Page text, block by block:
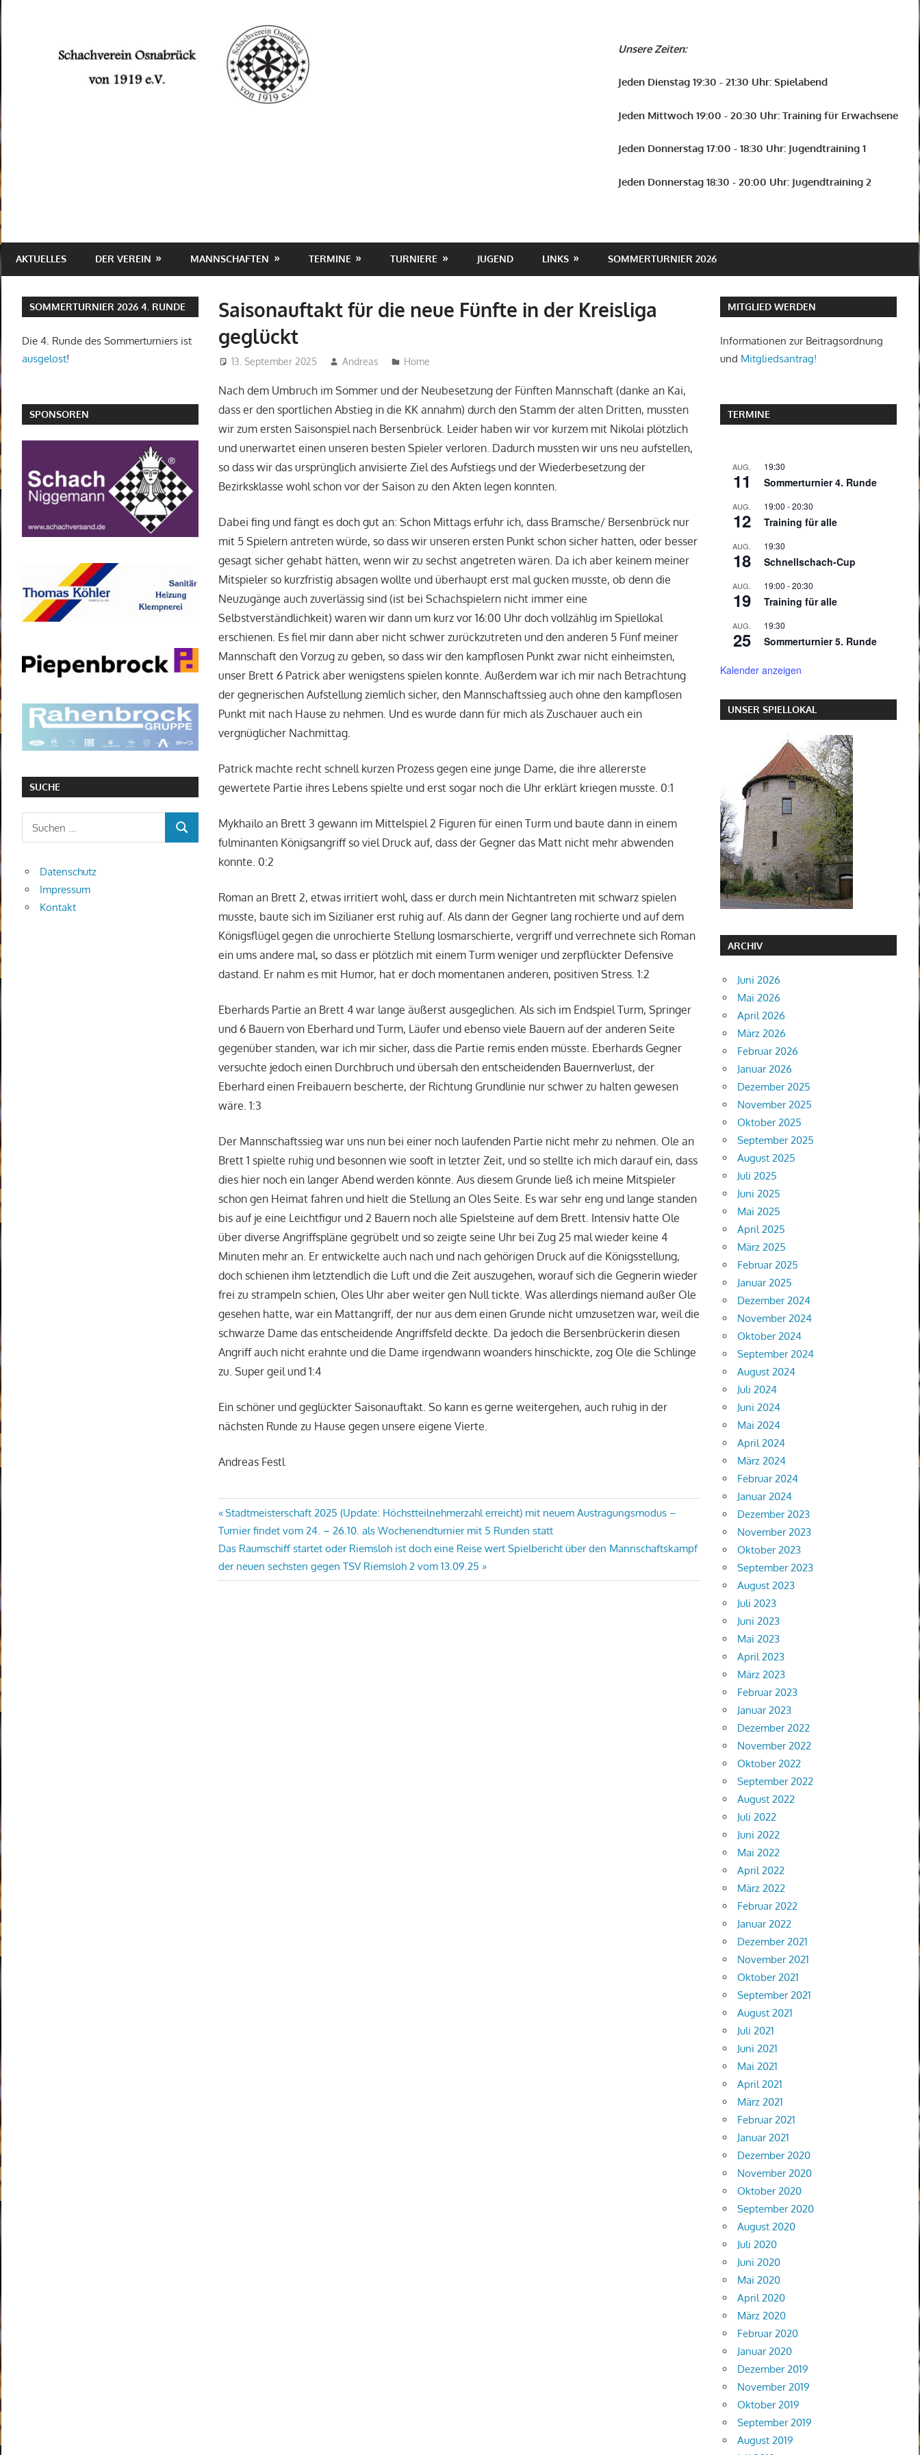
Zum
springen
Unsere Zeiten:
Jeden Dienstag 19:30 - 21:30 Uhr: Spielabend
Jeden Mittwoch 19:00 - 20:30 Uhr: Training für Erwachsene
Jeden Donnerstag 17:00 - 18:30 Uhr: Jugendtraining 1
Jeden Donnerstag 18:30 - 20:00 Uhr: Jugendtraining 2
AKTUELLES DER VEREIN MANNSCHAFTEN TERMINE TURNIERE JUGEND LINKS SOMMERTURNIER 2026
Saisonauftakt für die neue Fünfte in der Kreisliga
geglückt
13. September 2025 Andreas Home
Nach dem Umbruch im Sommer und der Neubesetzung der Fünften Mannschaft (danke an Kai,
dass er den sportlichen Abstieg in die KK annahm) durch den Stamm der alten Dritten, mussten
wir zum ersten Saisonspiel nach Bersenbrück. Leider haben wir vor kurzem mit Nikolai plötzlich
und unerwartet einen unseren besten Spieler verloren. Dadurch mussten wir uns neu aufstellen,
so dass wir das ursprünglich anvisierte Ziel des Aufstiegs und der Wiederbesetzung der
Bezirksklasse wohl schon vor der Saison zu den Akten legen konnten.
Dabei fing und fängt es doch gut an: Schon Mittags erfuhr ich, dass Bramsche/ Bersenbrück nur
mit 5 Spielern antreten würde, so dass wir unseren ersten Punkt schon sicher hatten, oder besser
gesagt sicher gehabt hätten, wenn wir zu sechst angetreten wären. Da ich aber keinem meiner
Mitspieler so kurzfristig absagen wollte und überhaupt erst mal gucken musste, ob denn die
Neuzugänge auch zuverlässig sind (ist bei Schachspielern nicht immer eine
Selbstverständlichkeit) waren wir dann um kurz vor 16:00 Uhr doch vollzählig im Spiellokal
erschienen. Es fiel mir dann aber nicht schwer zurückzutreten und den anderen 5 Fünf meiner
Mannschaft den Vorzug zu geben, so dass wir den kampflosen Punkt zwar nicht einheimsten,
unser Brett 6 Patrick aber wenigstens spielen konnte. Außerdem war ich mir nach Betrachtung
der gegnerischen Aufstellung ziemlich sicher, den Mannschaftssieg auch ohne den kampflosen
Punkt mit nach Hause zu nehmen. Und es wurde dann für mich als Zuschauer auch ein
vergnüglicher Nachmittag.
Patrick machte recht schnell kurzen Prozess gegen eine junge Dame, die ihre allererste
gewertete Partie ihres Lebens spielte und erst sogar noch die Uhr erklärt kriegen musste. 0:1
Mykhailo an Brett 3 gewann im Mittelspiel 2 Figuren für einen Turm und baute dann in einem
fulminanten Königsangriff so viel Druck auf, dass der Gegner das Matt nicht mehr abwenden
konnte. 0:2
Roman an Brett 2, etwas irritiert wohl, dass er durch mein Nichtantreten mit schwarz spielen
musste, baute sich im Sizilianer erst ruhig auf. Als dann der Gegner lang rochierte und auf dem
Königsflügel gegen die unrochierte Stellung losmarschierte, vergriff und verrechnete sich Roman
ein ums andere mal, so dass er plötzlich mit einem Turm weniger und zerpflückter Defensive
dastand. Er nahm es mit Humor, hat er doch momentanen anderen, positiven Stress. 1:2
Eberhards Partie an Brett 4 war lange äußerst ausgeglichen. Als sich im Endspiel Turm, Springer
und 6 Bauern von Eberhard und Turm, Läufer und ebenso viele Bauern auf der anderen Seite
gegenüber standen, war ich mir sicher, dass die Partie remis enden müsste. Eberhards Gegner
versuchte jedoch einen Durchbruch und übersah den entscheidenden Bauernverlust, der
Eberhard einen Freibauern bescherte, der Richtung Grundlinie nur schwer zu halten gewesen
wäre. 1:3
Der Mannschaftssieg war uns nun bei einer noch laufenden Partie nicht mehr zu nehmen. Ole an
Brett 1 spielte ruhig und besonnen wie sooft in letzter Zeit, und so stellte ich mich darauf ein, dass
dies hier noch ein langer Abend werden könnte. Aus diesem Grunde ließ ich meine Mitspieler
schon gen Heimat fahren und hielt die Stellung an Oles Seite. Es war sehr eng und lange standen
bis auf je eine Leichtfigur und 2 Bauern noch alle Spielsteine auf dem Brett. Intensiv hatte Ole
über diverse Angriffspläne gegrübelt und so zeigte seine Uhr bei Zug 25 mal wieder keine 4
Minuten mehr an. Er entwickelte auch nach und nach gehörigen Druck auf die Königsstellung,
doch schienen ihm letztendlich die Luft und die Zeit auszugehen, worauf sich die Gegnerin wieder
frei zu strampeln schien, Oles Uhr aber weiter gen Null tickte. Was allerdings niemand außer Ole
gesehen hatte, war ein Mattangriff, der nur aus dem einen Grunde nicht umzusetzen war, weil die
schwarze Dame das entscheidende Angriffsfeld deckte. Da jedoch die Bersenbrückerin diesen
Angriff auch nicht erahnte und die Dame irgendwann woanders hinschickte, zog Ole die Schlinge
zu. Super geil und 1:4
Ein schöner und geglückter Saisonauftakt. So kann es gerne weitergehen, auch ruhig in der
nächsten Runde zu Hause gegen unsere eigene Vierte.
Andreas Festl
Beitragsnavigation
Vorheriger
Beitrag:
Stadtmeisterschaft 2025 (Update: Höchstteilnehmerzahl erreicht) mit neuem Austragungsmodus –
Turnier findet vom 24. – 26.10. als Wochenendturnier mit 5 Runden statt
Nächster
Beitrag:
Das Raumschiff startet oder Riemsloh ist doch eine Reise wert Spielbericht über den Mannschaftskampf
der neuen sechsten gegen TSV Riemsloh 2 vom 13.09.25
SOMMERTURNIER 2026 4. RUNDE
Die 4. Runde des Sommerturniers ist
ausgelost!
SPONSOREN
SUCHE
SUCHEN
Datenschutz
Impressum
Kontakt
MITGLIED WERDEN
Informationen zur Beitragsordnung
und Mitgliedsantrag!
TERMINE
AUG.
11
19:30
Sommerturnier 4. Runde
AUG.
12
19:00 -20:30
Training für alle
AUG.
18
19:30
Schnellschach-Cup
AUG.
19
19:00 -20:30
Training für alle
AUG.
25
19:30
Sommerturnier 5. Runde
Kalender anzeigen
UNSER SPIELLOKAL
ARCHIV
Juni 2026
Mai 2026
April 2026
März 2026
Februar 2026
Januar 2026
Dezember 2025
November 2025
Oktober 2025
September 2025
August 2025
Juli 2025
Juni 2025
Mai 2025
April 2025
März 2025
Februar 2025
Januar 2025
Dezember 2024
November 2024
Oktober 2024
September 2024
August 2024
Juli 2024
Juni 2024
Mai 2024
April 2024
März 2024
Februar 2024
Januar 2024
Dezember 2023
November 2023
Oktober 2023
September 2023
August 2023
Juli 2023
Juni 2023
Mai 2023
April 2023
März 2023
Februar 2023
Januar 2023
Dezember 2022
November 2022
Oktober 2022
September 2022
August 2022
Juli 2022
Juni 2022
Mai 2022
April 2022
März 2022
Februar 2022
Januar 2022
Dezember 2021
November 2021
Oktober 2021
September 2021
August 2021
Juli 2021
Juni 2021
Mai 2021
April 2021
März 2021
Februar 2021
Januar 2021
Dezember 2020
November 2020
Oktober 2020
September 2020
August 2020
Juli 2020
Juni 2020
Mai 2020
April 2020
März 2020
Februar 2020
Januar 2020
Dezember 2019
November 2019
Oktober 2019
September 2019
August 2019